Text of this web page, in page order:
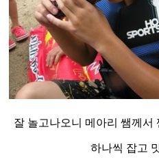
잘 놀고나오니 메아리 쌤께서
하나씩 잡고